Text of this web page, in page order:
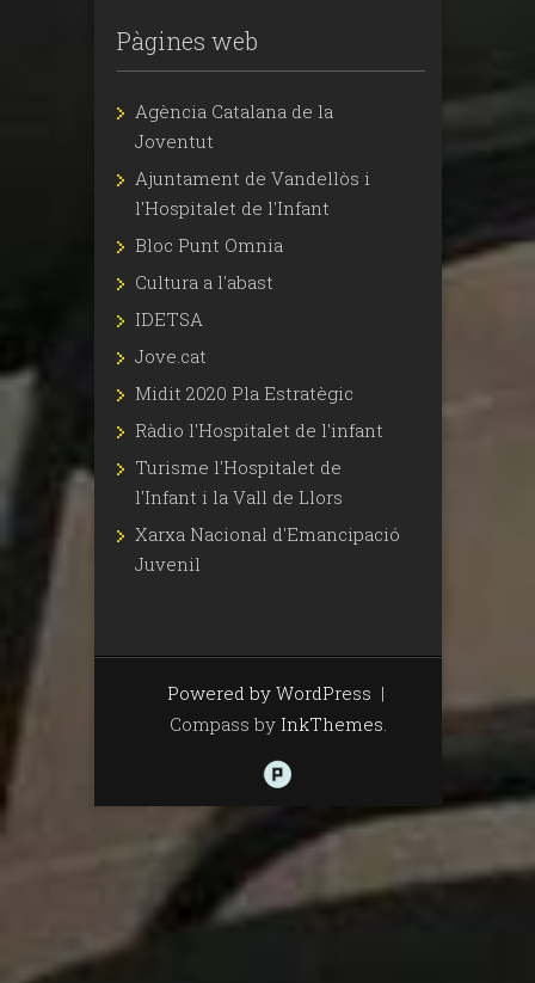
Pàgines web
Agència Catalana de la
Joventut
Ajuntament de Vandellòs i
l'Hospitalet de l'Infant
Bloc Punt Omnia
Cultura a l'abast
IDETSA
Jove.cat
Midit 2020 Pla Estratègic
Ràdio l'Hospitalet de l'infant
Turisme l'Hospitalet de
l'Infant i la Vall de Llors
Xarxa Nacional d'Emancipació
Juvenil
Powered by WordPress |
Compass by InkThemes